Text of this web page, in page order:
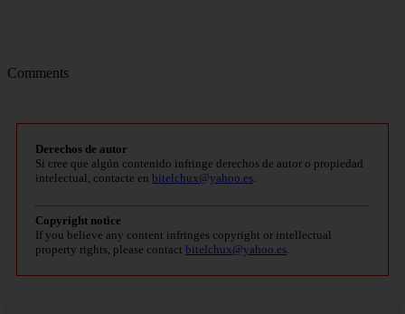
Comments
Derechos de autor
Si cree que algún contenido infringe derechos de autor o propiedad
intelectual, contacte en bitelchux@yahoo.es
Copyright notice
If you believe any content infringes copyright or intellectual
property rights, please contact bitelchux@yahoo.es